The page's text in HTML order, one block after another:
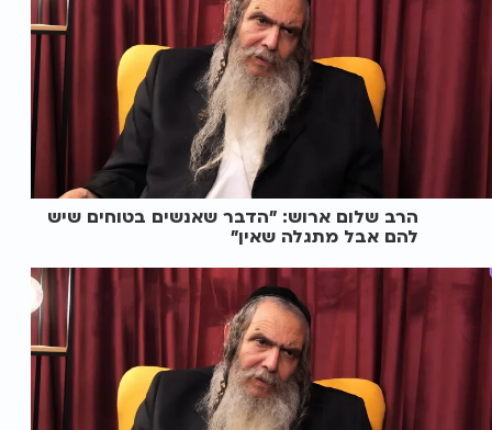
הרב שלום ארוש: "הדבר שאנשים בטוחים שיש
להם אבל מתגלה שאין"